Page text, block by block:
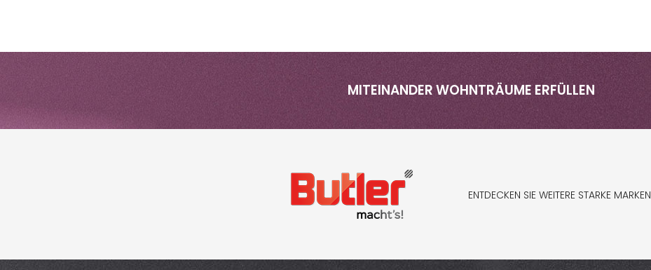
MITEINANDER WOHNTRÄUME ERFÜLLEN
ENTDECKEN SIE WEITERE STARKE MARKEN